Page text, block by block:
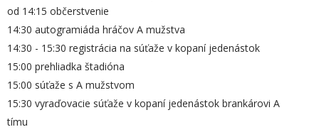
od 14:15 občerstvenie
14:30 autogramiáda hráčov A mužstva
14:30 - 15:30 registrácia na súťaže v kopaní jedenástok
15:00 prehliadka štadióna
15:00 súťaže s A mužstvom
15:30 vyraďovacie súťaže v kopaní jedenástok brankárovi A
tímu